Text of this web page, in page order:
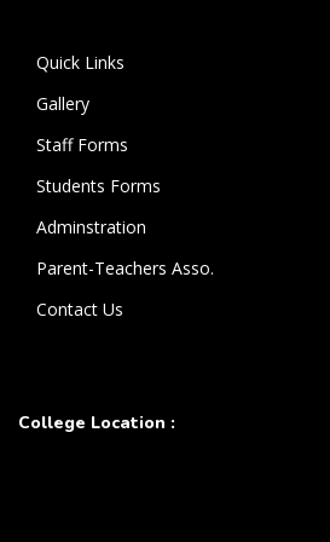
Quick Links
Gallery
Staff Forms
Students Forms
Adminstration
Parent-Teachers Asso.
Contact Us
College Location :